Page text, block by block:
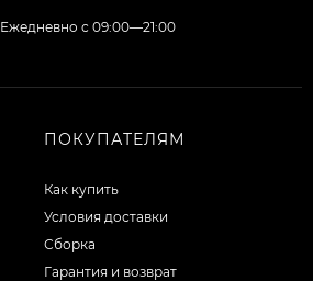
Ежедневно с 09:00—21:00
ПОКУПАТЕЛЯМ
Как купить
Условия доставки
Сборка
Гарантия и возврат